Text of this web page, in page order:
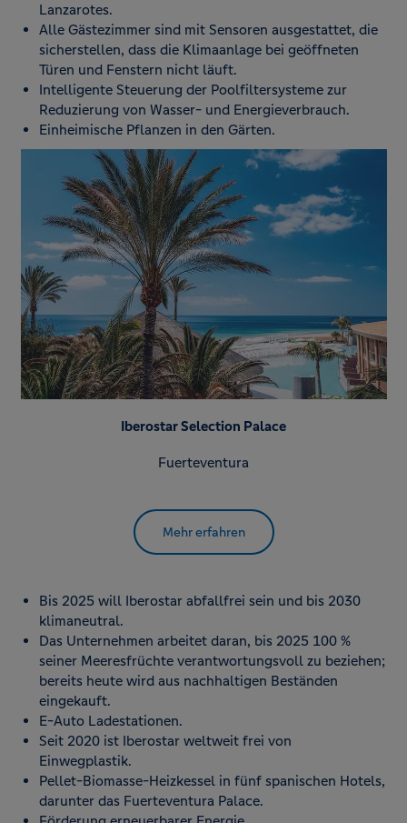
Lanzarotes.
Alle Gästezimmer sind mit Sensoren ausgestattet, die
sicherstellen, dass die Klimaanlage bei geöffneten
Türen und Fenstern nicht läuft.
Intelligente Steuerung der Poolfiltersysteme zur
Reduzierung von Wasser- und Energieverbrauch.
Einheimische Pflanzen in den Gärten.
Iberostar Selection Palace
Fuerteventura
Mehr erfahren
Bis 2025 will Iberostar abfallfrei sein und bis 2030
klimaneutral.
Das Unternehmen arbeitet daran, bis 2025 100 %
seiner Meeresfrüchte verantwortungsvoll zu beziehen;
bereits heute wird aus nachhaltigen Beständen
eingekauft.
E-Auto Ladestationen.
Seit 2020 ist Iberostar weltweit frei von
Einwegplastik.
Pellet-Biomasse-Heizkessel in fünf spanischen Hotels,
darunter das Fuerteventura Palace.